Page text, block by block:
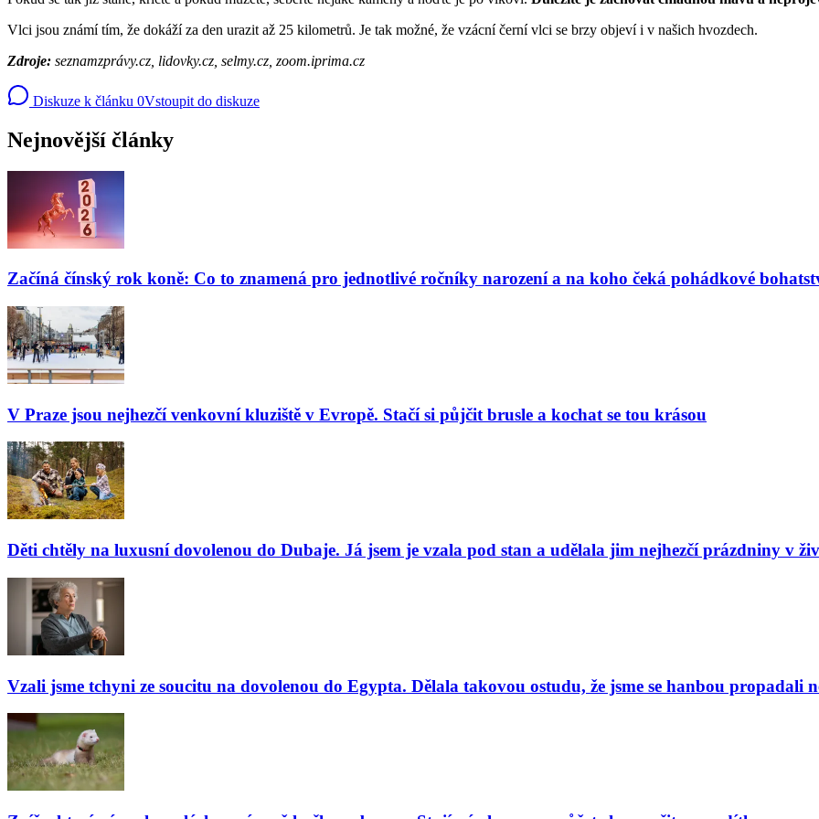
Vlci jsou známí tím, že dokáží za den urazit až 25 kilometrů. Je tak možné, že vzácní černí vlci se brzy objeví i v našich hvozdech.
Zdroje: seznamzprávy.cz, lidovky.cz, selmy.cz, zoom.iprima.cz
Diskuze k článku 0Vstoupit do diskuze
Nejnovější články
Začíná čínský rok koně: Co to znamená pro jednotlivé ročníky narození a na koho čeká pohádkové
V Praze jsou nejhezčí venkovní kluziště v Evropě. Stačí si půjčit brusle a kochat se tou krásou
Děti chtěly na luxusní dovolenou do Dubaje. Já jsem je vzala pod stan a udělala jim nejhezčí prázdniny v
Vzali jsme tchyni ze soucitu na dovolenou do Egypta. Dělala takovou ostudu, že jsme se hanbou propadali